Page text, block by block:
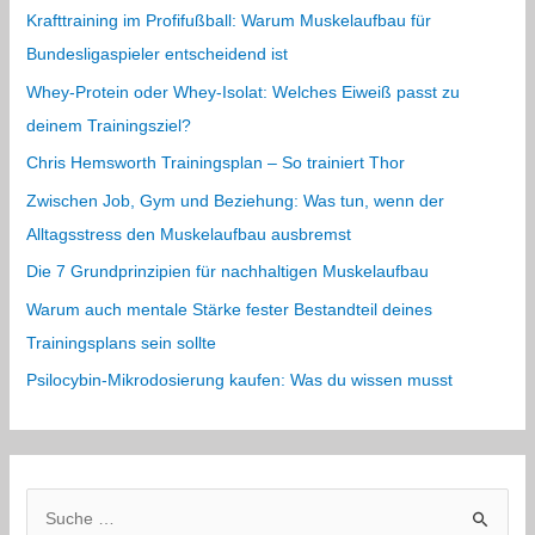
Krafttraining im Profifußball: Warum Muskelaufbau für
Bundesligaspieler entscheidend ist
Whey-Protein oder Whey-Isolat: Welches Eiweiß passt zu
deinem Trainingsziel?
Chris Hemsworth Trainingsplan – So trainiert Thor
Zwischen Job, Gym und Beziehung: Was tun, wenn der
Alltagsstress den Muskelaufbau ausbremst
Die 7 Grundprinzipien für nachhaltigen Muskelaufbau
Warum auch mentale Stärke fester Bestandteil deines
Trainingsplans sein sollte
Psilocybin-Mikrodosierung kaufen: Was du wissen musst